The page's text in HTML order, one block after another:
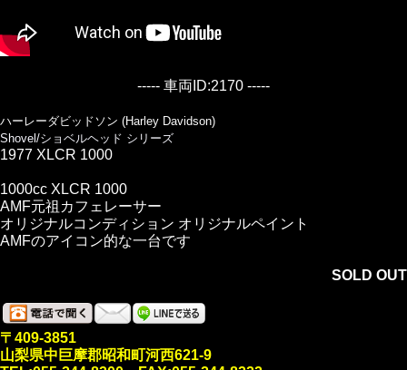
----- 車両ID:2170 -----
ハーレーダビッドソン (Harley Davidson)
Shovel/ショベルヘッド シリーズ
1977 XLCR 1000
1000cc XLCR 1000
AMF元祖カフェレーサー
オリジナルコンディション オリジナルペイント
AMFのアイコン的な一台です
SOLD OUT
〒409-3851
山梨県中巨摩郡昭和町河西621-9